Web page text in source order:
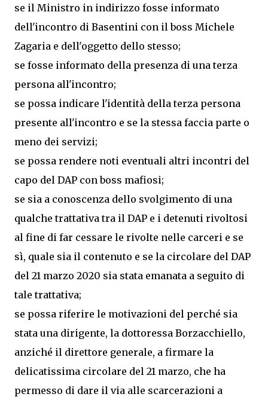
se il Ministro in indirizzo fosse informato
dell'incontro di Basentini con il boss Michele
Zagaria e dell'oggetto dello stesso;
se fosse informato della presenza di una terza
persona all'incontro;
se possa indicare l'identità della terza persona
presente all'incontro e se la stessa faccia parte o
meno dei servizi;
se possa rendere noti eventuali altri incontri del
capo del DAP con boss mafiosi;
se sia a conoscenza dello svolgimento di una
qualche trattativa tra il DAP e i detenuti rivoltosi
al fine di far cessare le rivolte nelle carceri e se
sì, quale sia il contenuto e se la circolare del DAP
del 21 marzo 2020 sia stata emanata a seguito di
tale trattativa;
se possa riferire le motivazioni del perché sia
stata una dirigente, la dottoressa Borzacchiello,
anziché il direttore generale, a firmare la
delicatissima circolare del 21 marzo, che ha
permesso di dare il via alle scarcerazioni a